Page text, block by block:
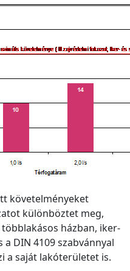
követelményeket
különböztet meg,
házban, iker-
DIN 4109 szabvánnyal
a saját lakóterületet is.